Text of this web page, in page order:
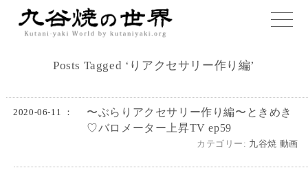
toggle
Posts Tagged ‘りアクセサリー作り編’
2020-06-11 ：
〜ぶらりアクセサリー作り編〜ときめき
♡バロメーター上昇TV ep59
カテゴリー: 九谷焼 動画